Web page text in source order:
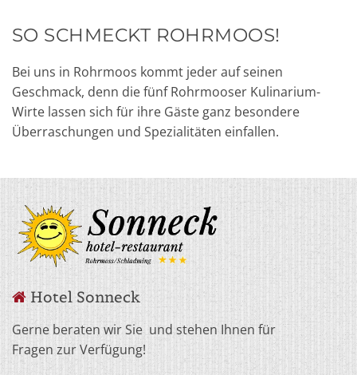
SO SCHMECKT ROHRMOOS!
Bei uns in Rohrmoos kommt jeder auf seinen
Geschmack, denn die fünf Rohrmooser Kulinarium-
Wirte lassen sich für ihre Gäste ganz besondere
Überraschungen und Spezialitäten einfallen.
 Hotel Sonneck
Gerne beraten wir Sie und stehen Ihnen für
Fragen zur Verfügung!